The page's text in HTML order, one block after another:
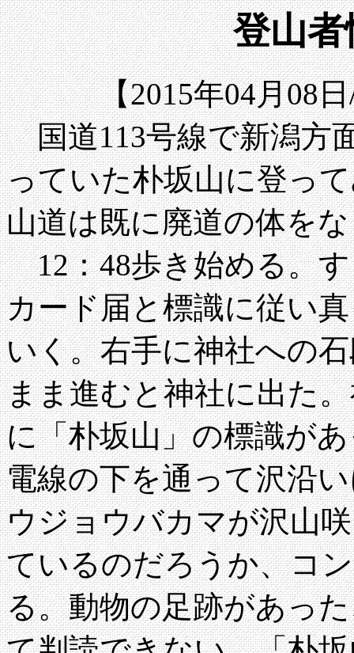
登山者
【2015年04月08
国道113号線で新潟方
っていた朴坂山に登っ
山道は既に廃道の体を
12：48歩き始める。す
カード届と標識に従い
いく。右手に神社への
まま進むと神社に出た
に「朴坂山」の標識が
電線の下を通って沢沿
ウジョウバカマが沢山
ているのだろうか、コ
る。動物の足跡があっ